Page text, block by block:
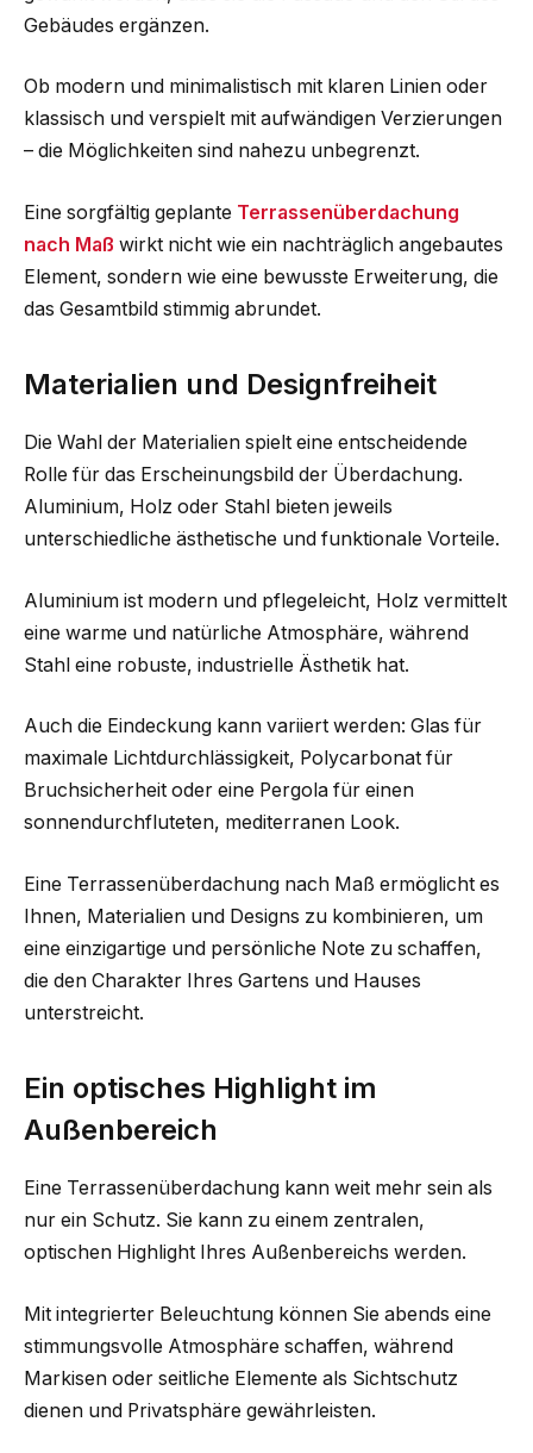
Gebäudes ergänzen.
Ob modern und minimalistisch mit klaren Linien oder
klassisch und verspielt mit aufwändigen Verzierungen
– die Möglichkeiten sind nahezu unbegrenzt.
Eine sorgfältig geplante Terrassenüberdachung
nach Maß wirkt nicht wie ein nachträglich angebautes
Element, sondern wie eine bewusste Erweiterung, die
das Gesamtbild stimmig abrundet.
Materialien und Designfreiheit
Die Wahl der Materialien spielt eine entscheidende
Rolle für das Erscheinungsbild der Überdachung.
Aluminium, Holz oder Stahl bieten jeweils
unterschiedliche ästhetische und funktionale Vorteile.
Aluminium ist modern und pflegeleicht, Holz vermittelt
eine warme und natürliche Atmosphäre, während
Stahl eine robuste, industrielle Ästhetik hat.
Auch die Eindeckung kann variiert werden: Glas für
maximale Lichtdurchlässigkeit, Polycarbonat für
Bruchsicherheit oder eine Pergola für einen
sonnendurchfluteten, mediterranen Look.
Eine Terrassenüberdachung nach Maß ermöglicht es
Ihnen, Materialien und Designs zu kombinieren, um
eine einzigartige und persönliche Note zu schaffen,
die den Charakter Ihres Gartens und Hauses
unterstreicht.
Ein optisches Highlight im
Außenbereich
Eine Terrassenüberdachung kann weit mehr sein als
nur ein Schutz. Sie kann zu einem zentralen,
optischen Highlight Ihres Außenbereichs werden.
Mit integrierter Beleuchtung können Sie abends eine
stimmungsvolle Atmosphäre schaffen, während
Markisen oder seitliche Elemente als Sichtschutz
dienen und Privatsphäre gewährleisten.